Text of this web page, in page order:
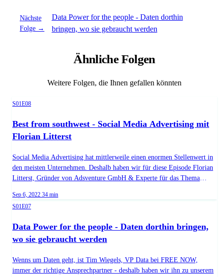
Nächste
Folge →
Data Power for the people - Daten dorthin
bringen, wo sie gebraucht werden
Ähnliche Folgen
Weitere Folgen, die Ihnen gefallen könnten
Season 1, Episode 8
S01E08
Best from southwest - Social Media Advertising mit
Florian Litterst
Social Media Advertising hat mittlerweile einen enormen Stellenwert in
den meisten Unternehmen. Deshalb haben wir für diese Episode Florian
Litterst, Gründer von Adsventure GmbH & Experte für das Thema
eine erfolgreiche Kampagne zu erstellen und erfahrt, warum ihr den
meisten Effort in eure Creatives stecken solltet. Euer Ziel sollte es sein,
schaffst du das? Sei da, wo deine Zielgruppe ist! Viel Spaß beim Hören!
Guest: Florian Litterst URL: https://de.cro.cafe/guest/florian-litterst
Published on
Sep 6, 2022 Duration:
34 min
Season 1, Episode 7
S01E07
Data Power for the people - Daten dorthin bringen,
wo sie gebraucht werden
Wenns um Daten geht, ist Tim Wiegels, VP Data bei FREE NOW,
immer der richtige Ansprechpartner - deshalb haben wir ihn zu unserem